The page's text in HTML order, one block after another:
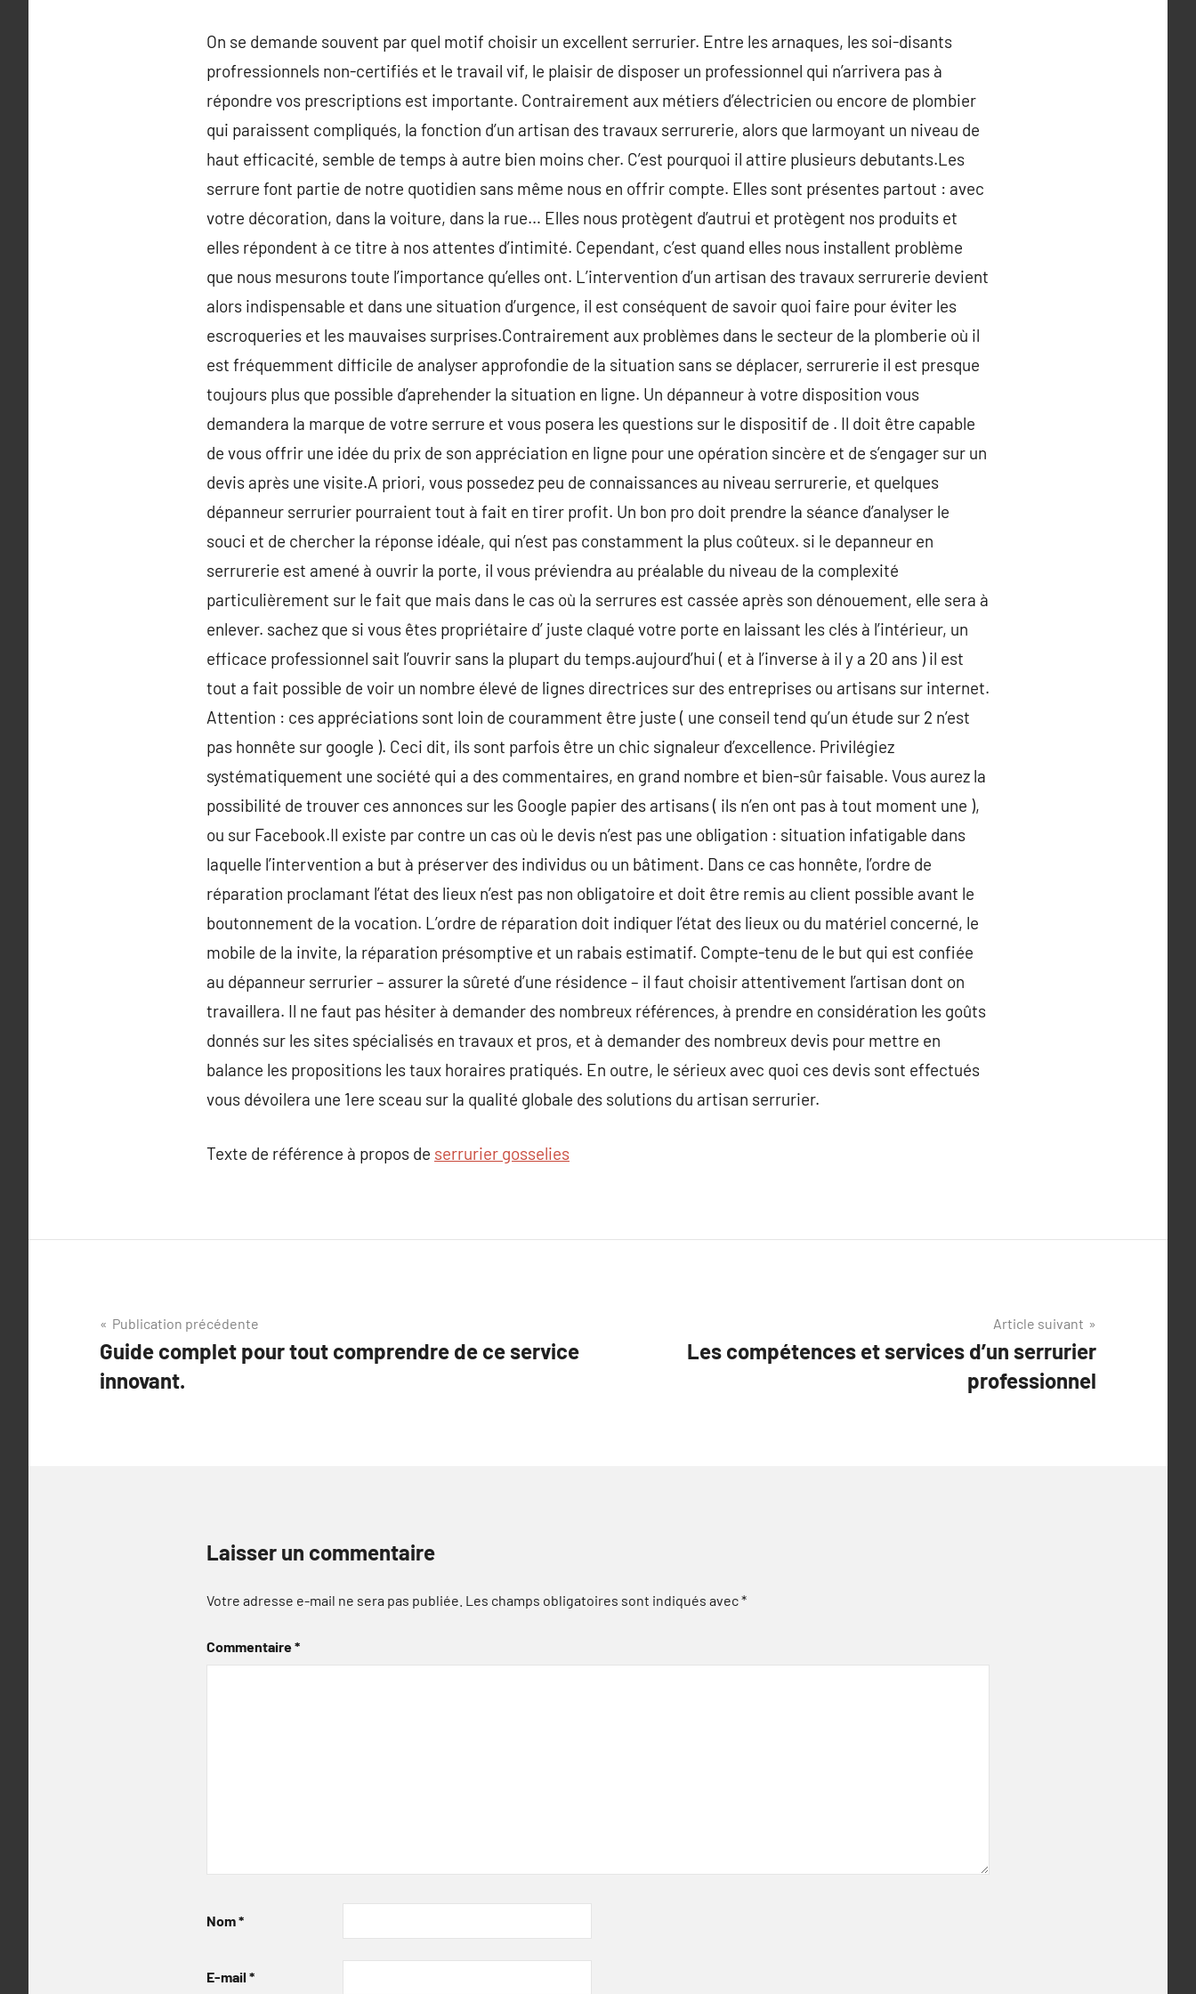
On se demande souvent par quel motif choisir un excellent serrurier. Entre les arnaques, les soi-disants
profressionnels non-certifiés et le travail vif, le plaisir de disposer un professionnel qui n’arrivera pas à
répondre vos prescriptions est importante. Contrairement aux métiers d’électricien ou encore de plombier
qui paraissent compliqués, la fonction d’un artisan des travaux serrurerie, alors que larmoyant un niveau de
haut efficacité, semble de temps à autre bien moins cher. C’est pourquoi il attire plusieurs debutants.Les
serrure font partie de notre quotidien sans même nous en offrir compte. Elles sont présentes partout : avec
votre décoration, dans la voiture, dans la rue… Elles nous protègent d’autrui et protègent nos produits et
elles répondent à ce titre à nos attentes d’intimité. Cependant, c’est quand elles nous installent problème
que nous mesurons toute l’importance qu’elles ont. L’intervention d’un artisan des travaux serrurerie devient
alors indispensable et dans une situation d’urgence, il est conséquent de savoir quoi faire pour éviter les
escroqueries et les mauvaises surprises.Contrairement aux problèmes dans le secteur de la plomberie où il
est fréquemment difficile de analyser approfondie de la situation sans se déplacer, serrurerie il est presque
toujours plus que possible d’aprehender la situation en ligne. Un dépanneur à votre disposition vous
demandera la marque de votre serrure et vous posera les questions sur le dispositif de . Il doit être capable
de vous offrir une idée du prix de son appréciation en ligne pour une opération sincère et de s’engager sur un
devis après une visite.A priori, vous possedez peu de connaissances au niveau serrurerie, et quelques
dépanneur serrurier pourraient tout à fait en tirer profit. Un bon pro doit prendre la séance d’analyser le
souci et de chercher la réponse idéale, qui n’est pas constamment la plus coûteux. si le depanneur en
serrurerie est amené à ouvrir la porte, il vous préviendra au préalable du niveau de la complexité
particulièrement sur le fait que mais dans le cas où la serrures est cassée après son dénouement, elle sera à
enlever. sachez que si vous êtes propriétaire d’ juste claqué votre porte en laissant les clés à l’intérieur, un
efficace professionnel sait l’ouvrir sans la plupart du temps.aujourd’hui ( et à l’inverse à il y a 20 ans ) il est
tout a fait possible de voir un nombre élevé de lignes directrices sur des entreprises ou artisans sur internet.
Attention : ces appréciations sont loin de couramment être juste ( une conseil tend qu’un étude sur 2 n’est
pas honnête sur google ). Ceci dit, ils sont parfois être un chic signaleur d’excellence. Privilégiez
systématiquement une société qui a des commentaires, en grand nombre et bien-sûr faisable. Vous aurez la
possibilité de trouver ces annonces sur les Google papier des artisans ( ils n’en ont pas à tout moment une ),
ou sur Facebook.Il existe par contre un cas où le devis n’est pas une obligation : situation infatigable dans
laquelle l’intervention a but à préserver des individus ou un bâtiment. Dans ce cas honnête, l’ordre de
réparation proclamant l’état des lieux n’est pas non obligatoire et doit être remis au client possible avant le
boutonnement de la vocation. L’ordre de réparation doit indiquer l’état des lieux ou du matériel concerné, le
mobile de la invite, la réparation présomptive et un rabais estimatif. Compte-tenu de le but qui est confiée
au dépanneur serrurier – assurer la sûreté d’une résidence – il faut choisir attentivement l’artisan dont on
travaillera. Il ne faut pas hésiter à demander des nombreux références, à prendre en considération les goûts
donnés sur les sites spécialisés en travaux et pros, et à demander des nombreux devis pour mettre en
balance les propositions les taux horaires pratiqués. En outre, le sérieux avec quoi ces devis sont effectués
vous dévoilera une 1ere sceau sur la qualité globale des solutions du artisan serrurier.
Texte de référence à propos de serrurier gosselies
Navigation
de
l’article
Publication précédente
Guide complet pour tout comprendre de ce service
innovant.
Article suivant
Les compétences et services d’un serrurier
professionnel
Laisser un commentaire
Votre adresse e-mail ne sera pas publiée. Les champs obligatoires sont indiqués avec*
Commentaire*
Nom*
E-mail *